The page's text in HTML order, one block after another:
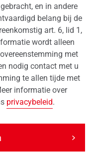
en in andere
belang bij de
art. 6, lid 1,
wordt alleen
met
nodig contact met u
te allen tijde met
informatie over
privacybeleid.